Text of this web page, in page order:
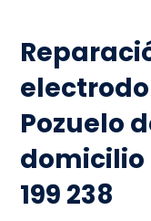
Pozuelo
domicilio
199 238